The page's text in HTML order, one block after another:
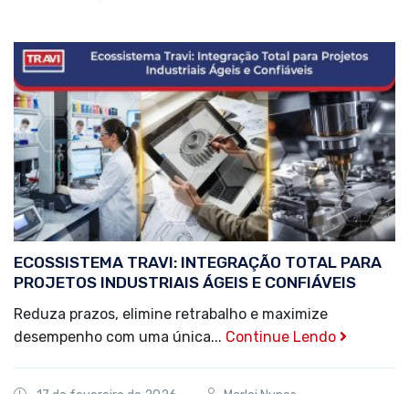
ECOSSISTEMA TRAVI: INTEGRAÇÃO TOTAL PARA
PROJETOS INDUSTRIAIS ÁGEIS E CONFIÁVEIS
Reduza prazos, elimine retrabalho e maximize
desempenho com uma única... Continue Lendo